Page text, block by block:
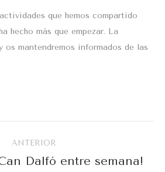
que hemos compartido
hecho más que empezar. La
mantendremos informados de las
ANTERIOR
Publicación
Dalfó entre semana!